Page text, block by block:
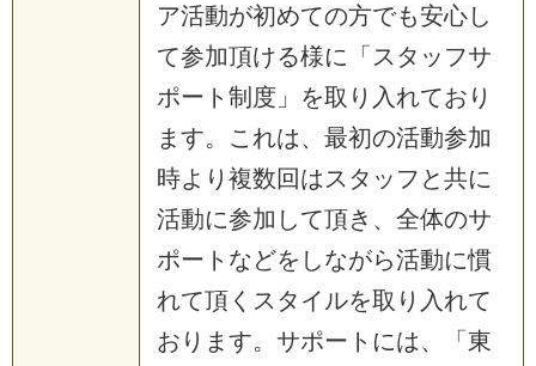
ア活動が初めての方でも安心し
て参加頂ける様に「スタッフサ
ポート制度」を取り入れており
ます。これは、最初の活動参加
時より複数回はスタッフと共に
活動に参加して頂き、全体のサ
ポートなどをしながら活動に慣
れて頂くスタイルを取り入れて
おります。サポートには、「東